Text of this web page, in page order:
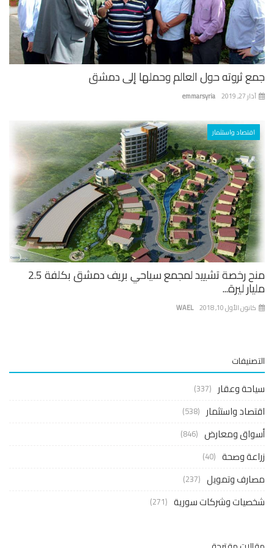
ثروته حول العالم وحملها إلى دمشق
emmarsyria 27, 2019
اقتصاد واستثمار
منح رخصة تشييد لمجمع سياحي بريف دمشق بكلفة 2.5
ليرة...
WAEL الأول 10, 2018
وعقار (337)
واستثمار (538)
ومعارض (846)
وصحة (40)
وتمويل (237)
وشركات سورية (271)